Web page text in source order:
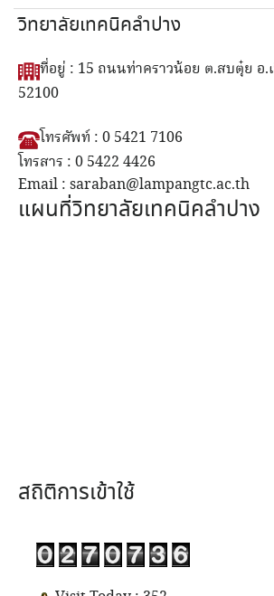
วิทยาลัยเทคนิคลำปาง
ที่อยู่ : 15 ถนนท่าคราวน้อย ต.สบตุ๋ย อ.
52100
โทรศัพท์ : 0 5421 7106
โทรสาร : 0 5422 4426
Email : saraban@lampangtc.ac.th
แผนที่วิทยาลัยเทคนิคลำปาง
สถิติการเข้าใช้